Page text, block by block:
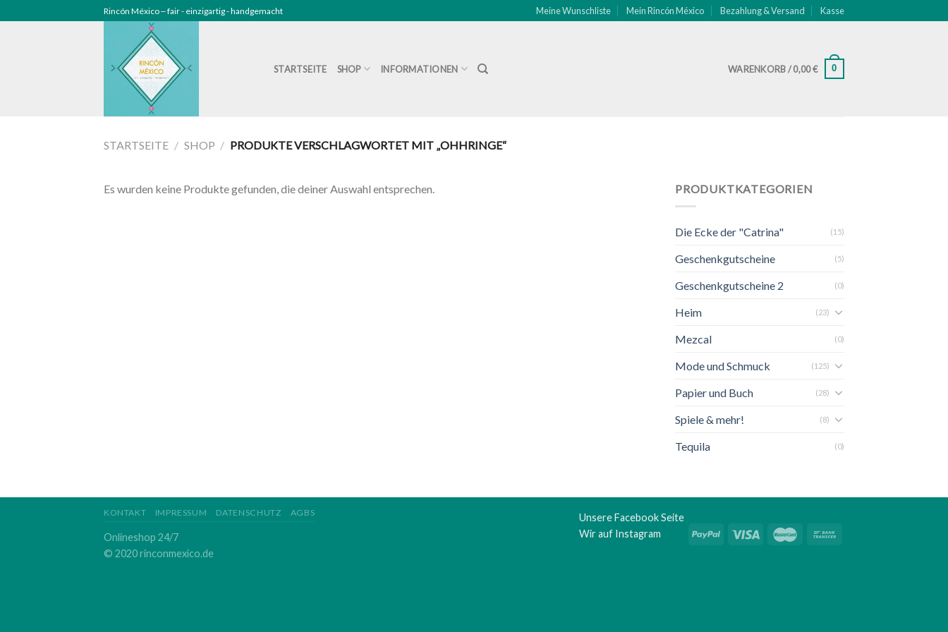
to
Rincón México ‒ fair - einzigartig - handgemacht Meine Wunschliste Mein Rincón México Bezahlung & Versand Kasse
STARTSEITE SHOP INFORMATIONEN WARENKORB /0,00€ 0
STARTSEITE / SHOP / PRODUKTE VERSCHLAGWORTET MIT „OHHRINGE“
Es wurden keine Produkte gefunden, die deiner Auswahl entsprechen. PRODUKTKATEGORIEN
Die Ecke der "Catrina" (15)
Geschenkgutscheine (5)
Geschenkgutscheine 2 (0)
Heim (23)
Mezcal (0)
Mode und Schmuck (125)
Papier und Buch (28)
Spiele & mehr! (8)
Tequila (0)
Unsere Facebook Seite
Wir auf Instagram
KONTAKT IMPRESSUM DATENSCHUTZ AGBS
Onlineshop 24/7
© 2020 rinconmexico.de